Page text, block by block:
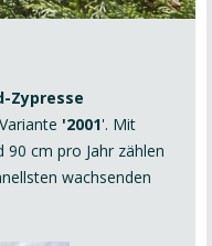
Zypresse
'2001'. Mit
cm pro Jahr zählen
wachsenden